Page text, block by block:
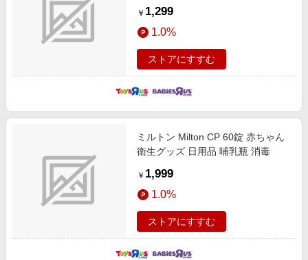
￥ 1,299
1.0%
ストアにすすむ
ミルトン Milton CP 60錠 赤ちゃん
衛生グッズ 日用品 哺乳瓶 消毒
￥ 1,999
1.0%
ストアにすすむ